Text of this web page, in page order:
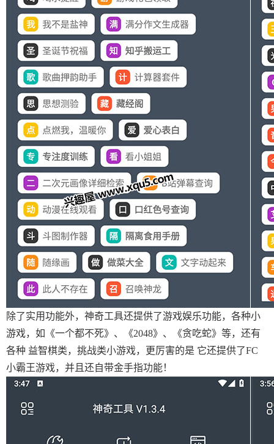
除了实用功能外，神奇工具还提供了游戏娱乐功能，各种小
游戏，如《一个都不死》、《2048》、《贪吃蛇》等，还有
各种 益智棋类，挑战类小游戏，更厉害的是 它还提供了FC
小霸王游戏，并且还自带金手指功能！